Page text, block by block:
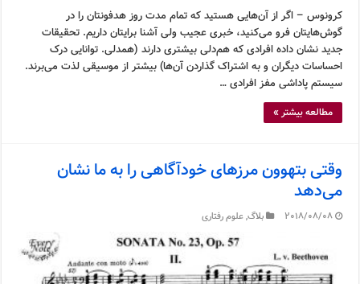
کرونوس – اگر از آن‌هایی هستید که تمام مدت روز هدفونتان را در
گوش‌هایتان فرو می‌کنید، خبری عجیب ولی آشنا برایتان داریم. تحقیقات
جدید نشان داده افرادی که هم‌دلی بیشتری دارند (همدلی. توانایی درک
احساسات دیگران و به اشتراک گذاردن آن‌ها) بیشتر از موسیقی لذت می‌برند.
سیستم پاداشی مفز افرادی …
مطالعه بیشتر »
وقتی بتهوون مرزهای خودآگاهی را به ما نشان
می‌دهد
2018/08/08 بلاگ,علوم رفتاری